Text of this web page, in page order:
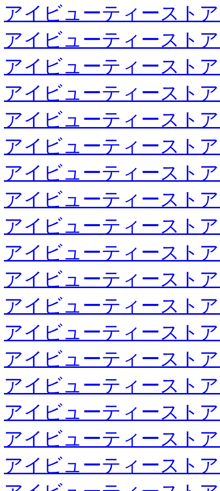
アイビューティースト
アイビューティースト
アイビューティースト
アイビューティースト
アイビューティースト
アイビューティースト
アイビューティースト
アイビューティースト
アイビューティースト
アイビューティースト
アイビューティースト
アイビューティースト
アイビューティースト
アイビューティースト
アイビューティースト
アイビューティースト
アイビューティースト
アイビューティースト